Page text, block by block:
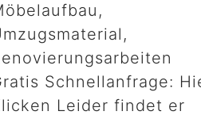
Schnellanfrage:
Leider findet er